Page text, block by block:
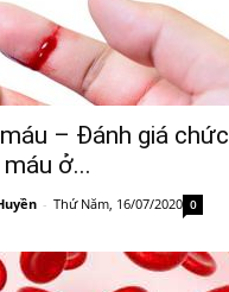
– Đánh giá chức
ở...
- Thứ Năm, 16/07/2020 0